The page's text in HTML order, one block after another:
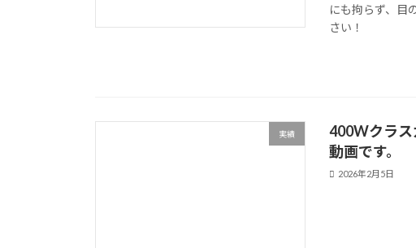
にも拘らず、目
さい！
実績
400Wクラス
動画です。
2026年2月5日